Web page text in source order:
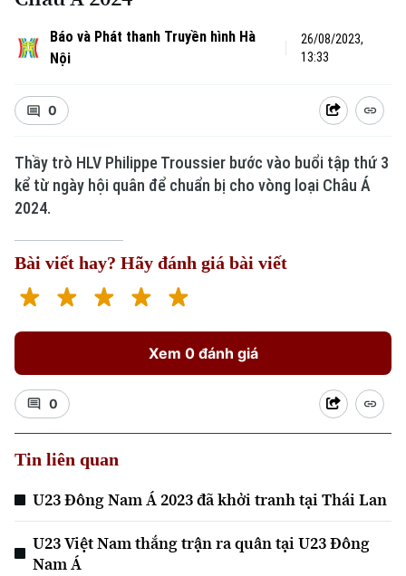
Xu hướng
Báo và Phát thanh Truyền hình Hà
Nội
26/08/2023,
13:33
0
Thầy trò HLV Philippe Troussier bước vào buổi tập thứ 3
kể từ ngày hội quân để chuẩn bị cho vòng loại Châu Á
2024.
Bài viết hay? Hãy đánh giá bài viết
Xem 0 đánh giá
0
Tin liên quan
U23 Đông Nam Á 2023 đã khởi tranh tại Thái Lan
U23 Việt Nam thắng trận ra quân tại U23 Đông
Nam Á